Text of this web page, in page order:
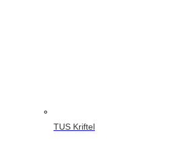
TUS Kriftel